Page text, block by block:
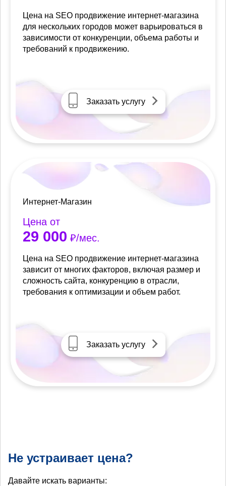
Цена на SEO продвижение интернет-магазина
для нескольких городов может варьироваться в
зависимости от конкуренции, объема работы и
требований к продвижению.
Заказать услугу
Интернет-Магазин
Цена от
29 000 ₽/мес.
Цена на SEO продвижение интернет-магазина
зависит от многих факторов, включая размер и
сложность сайта, конкуренцию в отрасли,
требования к оптимизации и объем работ.
Заказать услугу
Не устраивает цена?
Давайте искать варианты: